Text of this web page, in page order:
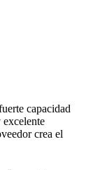
capacidad
crea el